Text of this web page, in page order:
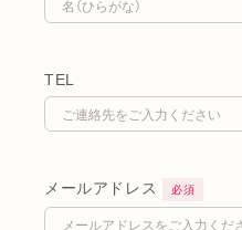
TEL
メールアドレス 必須